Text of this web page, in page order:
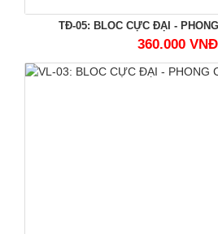
TĐ-05: BLOC CỰC ĐẠI -
360.000 VNĐ